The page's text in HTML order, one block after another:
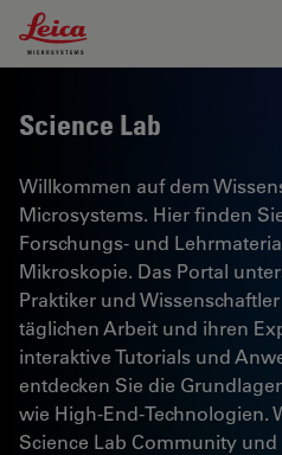
Leica Microsystems Logo
Science Lab
Willkommen auf dem
Microsystems. Hier finden
Forschungs- und
Mikroskopie. Das Portal
Praktiker und
täglichen Arbeit und ihren
interaktive Tutorials und
entdecken Sie die
wie High-End-Technologien.
Science Lab Community